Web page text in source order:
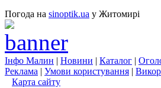
Погода на sinoptik.ua у Житомирі
Інфо Малин | Новини | Каталог |
Реклама | Умови користування |
Карта сайту